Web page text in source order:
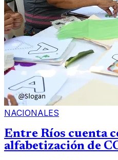
NACIONALES
Entre Ríos cuenta
alfabetización de